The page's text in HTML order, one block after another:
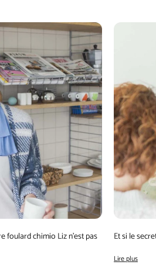
foulard chimio Liz n’est pas
Et si le
Lire plus